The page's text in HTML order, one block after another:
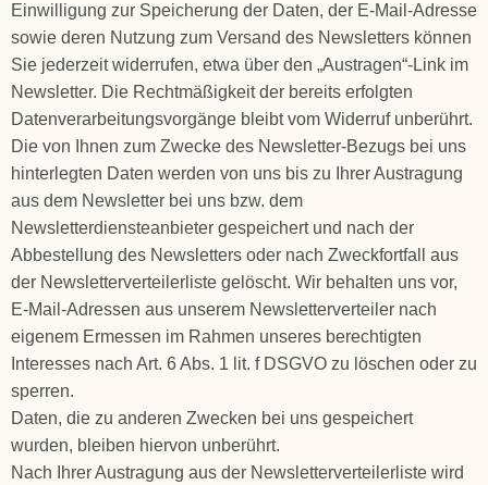
Einwilligung zur Speicherung der Daten, der E-Mail-Adresse
sowie deren Nutzung zum Versand des Newsletters können
Sie jederzeit widerrufen, etwa über den „Austragen“-Link im
Newsletter. Die Rechtmäßigkeit der bereits erfolgten
Datenverarbeitungsvorgänge bleibt vom Widerruf unberührt.
Die von Ihnen zum Zwecke des Newsletter-Bezugs bei uns
hinterlegten Daten werden von uns bis zu Ihrer Austragung
aus dem Newsletter bei uns bzw. dem
Newsletterdiensteanbieter gespeichert und nach der
Abbestellung des Newsletters oder nach Zweckfortfall aus
der Newsletterverteilerliste gelöscht. Wir behalten uns vor,
E-Mail-Adressen aus unserem Newsletterverteiler nach
eigenem Ermessen im Rahmen unseres berechtigten
Interesses nach Art. 6 Abs. 1 lit. f DSGVO zu löschen oder zu
sperren.
Daten, die zu anderen Zwecken bei uns gespeichert
wurden, bleiben hiervon unberührt.
Nach Ihrer Austragung aus der Newsletterverteilerliste wird